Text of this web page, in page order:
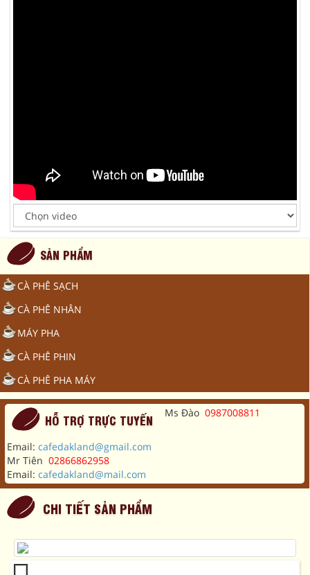
SẢN PHẨM
CÀ PHÊ SẠCH
CÀ PHÊ NHÂN
MÁY PHA
CÀ PHÊ PHIN
CÀ PHÊ PHA MÁY
HỖ TRỢ TRỰC TUYẾN Ms Đào 0987008811
Email: cafedakland@gmail.com
Mr Tiên 02866862958
Email: cafedakland@mail.com
CHI TIẾT SẢN PHẨM